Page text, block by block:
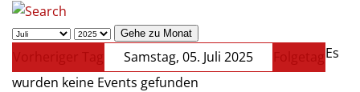
Gehe zu Monat
Vorheriger Tag Samstag, 05. Juli 2025 FolgetagEs
wurden keine Events gefunden